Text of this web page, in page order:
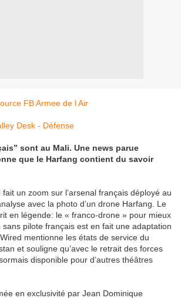
Desk - Défense
sont au Mali. Une news parue
que le Harfang contient du savoir
un zoom sur l’arsenal français déployé au
avec la photo d’un drone Harfang. Le
en légende: le « franco-drone » pour mieux
sans pilote français est en fait une adaptation
mentionne les états de service du
et souligne qu’avec le retrait des forces
disponible pour d’autres théâtres
en exclusivité par Jean Dominique